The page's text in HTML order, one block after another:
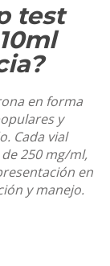
test
?
en forma
y
Cada vial
250 mg/ml,
en
y manejo.